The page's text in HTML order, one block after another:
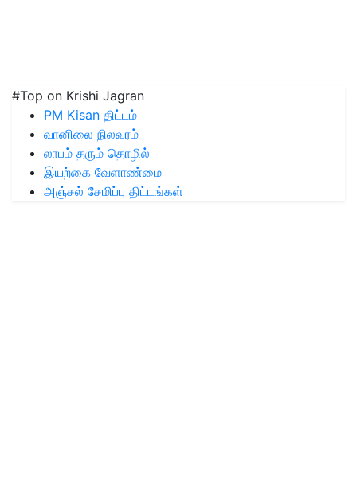
#Top on Krishi Jagran
PM Kisan திட்டம்
வானிலை நிலவரம்
லாபம் தரும் தொழில்
இயற்கை வேளாண்மை
அஞ்சல் சேமிப்பு திட்டங்கள்